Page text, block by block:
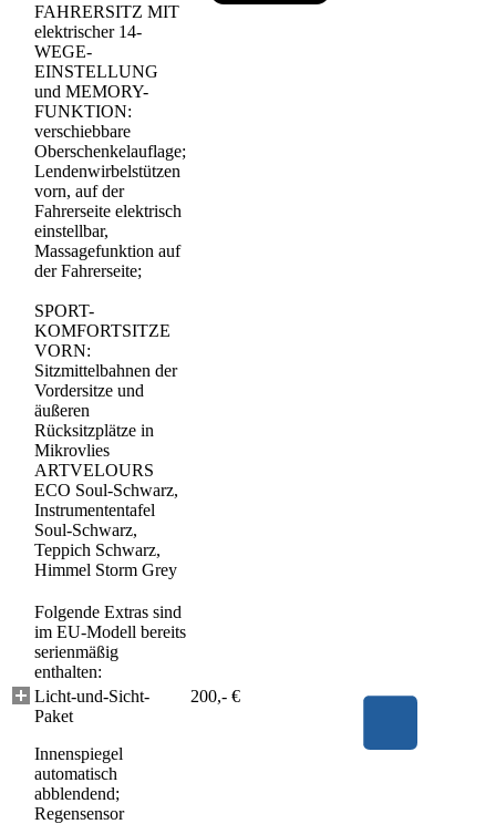
FAHRERSITZ MIT
elektrischer 14-
WEGE-
EINSTELLUNG
und MEMORY-
FUNKTION:
verschiebbare
Oberschenkelauflage;
Lendenwirbelstützen
vorn, auf der
Fahrerseite elektrisch
einstellbar,
Massagefunktion auf
der Fahrerseite;
SPORT-
KOMFORTSITZE
VORN:
Sitzmittelbahnen der
Vordersitze und
äußeren
Rücksitzplätze in
Mikrovlies
ARTVELOURS
ECO Soul-Schwarz,
Instrumententafel
Soul-Schwarz,
Teppich Schwarz,
Himmel Storm Grey
Folgende Extras sind
im EU-Modell bereits
serienmäßig
enthalten:
Licht-und-Sicht-
Paket
Innenspiegel
automatisch
abblendend;
Regensensor
200,- €